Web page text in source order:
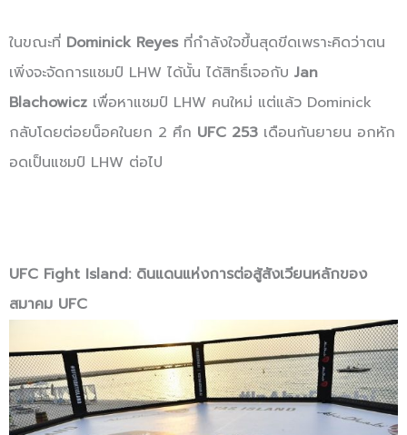
ในขณะที่ Dominick Reyes ที่กำลังใจขึ้นสุดขีดเพราะคิดว่าตน
เพิ่งจะจัดการแชมป์ LHW ได้นั้น ได้สิทธิ์เจอกับ Jan
Blachowicz เพื่อหาแชมป์ LHW คนใหม่ แต่แล้ว Dominick
กลับโดยต่อยน็อคในยก 2 ศึก UFC 253 เดือนกันยายน อกหัก
อดเป็นแชมป์ LHW ต่อไป
UFC Fight Island: ดินแดนแห่งการต่อสู้สังเวียนหลักของ
สมาคม UFC